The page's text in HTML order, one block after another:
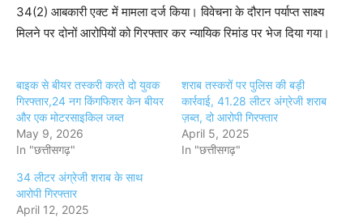
34(2) आबकारी एक्ट में मामला दर्ज किया। विवेचना के दौरान पर्याप्त साक्ष्य
मिलने पर दोनों आरोपियों को गिरफ्तार कर न्यायिक रिमांड पर भेज दिया गया।
बाइक से बीयर तस्करी करते दो युवक
गिरफ्तार,24 नग किंगफिशर केन बीयर
और एक मोटरसाइकिल जब्त
May 9, 2026
In "छत्तीसगढ़"
शराब तस्करों पर पुलिस की बड़ी
कार्रवाई, 41.28 लीटर अंग्रेजी शराब
ज़ब्त, दो आरोपी गिरफ्तार
April 5, 2025
In "छत्तीसगढ़"
34 लीटर अंग्रेजी शराब के साथ
आरोपी गिरफ्तार
April 12, 2025